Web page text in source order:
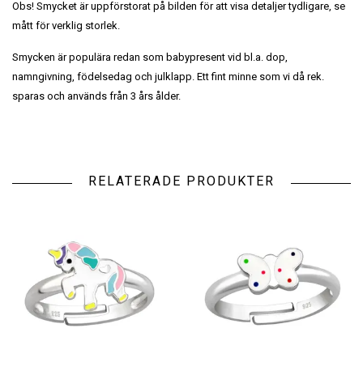
Obs! Smycket är uppförstorat på bilden för att visa detaljer tydligare, se
mått för verklig storlek.
Smycken är populära redan som babypresent vid bl.a. dop,
namngivning, födelsedag och julklapp. Ett fint minne som vi då rek.
sparas och används från 3 års ålder.
RELATERADE PRODUKTER